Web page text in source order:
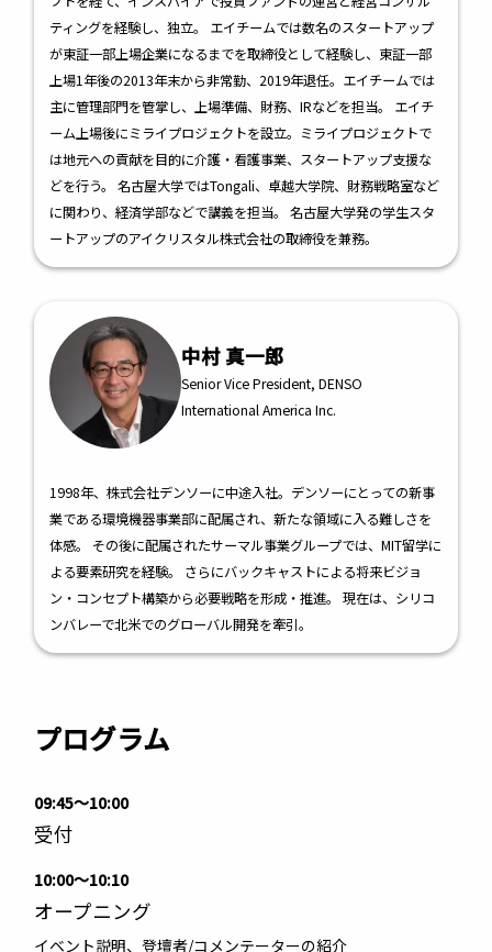
ティングを経験し、独立。 エイチームでは数名のスタートアップ
が東証一部上場企業になるまでを取締役として経験し、東証一部
上場1年後の2013年末から非常勤、2019年退任。エイチームでは
主に管理部門を管掌し、上場準備、財務、IRなどを担当。 エイチ
ーム上場後にミライプロジェクトを設立。ミライプロジェクトで
は地元への貢献を目的に介護・看護事業、スタートアップ支援な
どを行う。 名古屋大学ではTongali、卓越大学院、財務戦略室など
に関わり、経済学部などで講義を担当。 名古屋大学発の学生スタ
ートアップのアイクリスタル株式会社の取締役を兼務。
中村 真一郎
Senior Vice President, DENSO
International America Inc.
1998年、株式会社デンソーに中途入社。デンソーにとっての新事
業である環境機器事業部に配属され、新たな領域に入る難しさを
体感。 その後に配属されたサーマル事業グループでは、MIT留学に
よる要素研究を経験。 さらにバックキャストによる将来ビジョ
ン・コンセプト構築から必要戦略を形成・推進。 現在は、シリコ
ンバレーで北米でのグローバル開発を牽引。
プログラム
09:45〜10:00
受付
10:00〜10:10
オープニング
イベント説明、登壇者/コメンテーターの紹介